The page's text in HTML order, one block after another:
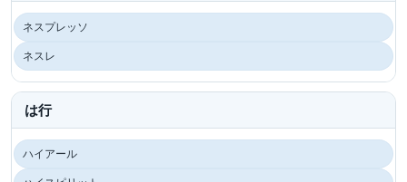
ネスプレッソ
ネスレ
は行
ハイアール